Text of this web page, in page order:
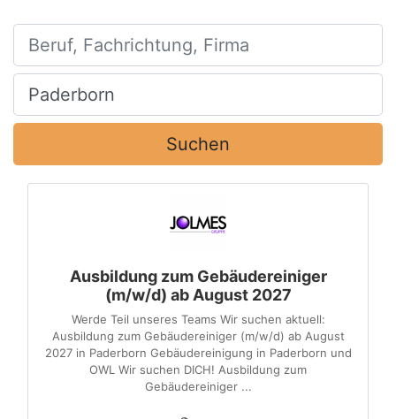
Beruf, Fachrichtung, Firma
Ort, Stadt
Suchen
Ausbildung zum Gebäudereiniger
(m/w/d) ab August 2027
Werde Teil unseres Teams Wir suchen aktuell:
Ausbildung zum Gebäudereiniger (m/w/d) ab August
2027 in Paderborn Gebäudereinigung in Paderborn und
OWL Wir suchen DICH! Ausbildung zum
Gebäudereiniger ...